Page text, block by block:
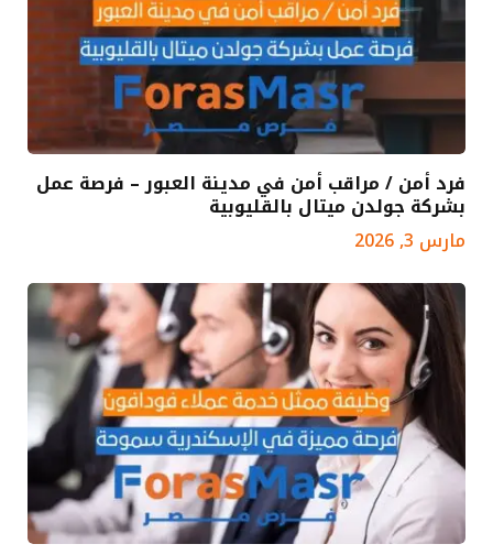
فرد أمن / مراقب أمن في مدينة العبور – فرصة عمل
بشركة جولدن ميتال بالقليوبية
مارس 3, 2026